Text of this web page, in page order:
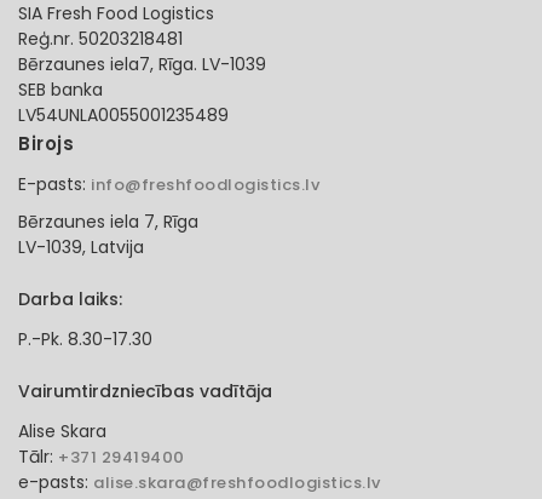
SIA Fresh Food Logistics
Reģ.nr. 50203218481
Bērzaunes iela7, Rīga. LV-1039
SEB banka
LV54UNLA0055001235489
Birojs
E-pasts: info@freshfoodlogistics.lv
Bērzaunes iela 7, Rīga
LV-1039, Latvija
Darba laiks:
P.-Pk. 8.30-17.30
Vairumtirdzniecības vadītāja
Alise Skara
Tālr: +371 29419400
e-pasts: alise.skara@freshfoodlogistics.lv